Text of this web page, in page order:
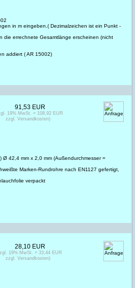
in m eingeben.( Dezimalzeichen ist ein Punkt -
die errechnete Gesamtlänge erscheinen (nicht
addiert ( AR 15002)
Ø 42,4 mm x 2,0 mm (Außendurchmesser =
Marken-Rundrohre nach EN1127 gefertigt,
verpackt
91,53 EUR
19% MwSt. = 108,92 EUR
zzgl. Versandkosten)
28,10 EUR
19% MwSt. = 33,44 EUR
zzgl. Versandkosten)